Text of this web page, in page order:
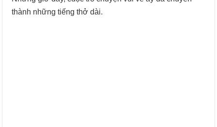
thành những tiếng thở dài.